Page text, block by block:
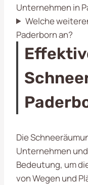
Unternehmen in
Welche
Paderborn an?
Die
Unternehmen
Bedeutung, um
von Wegen und